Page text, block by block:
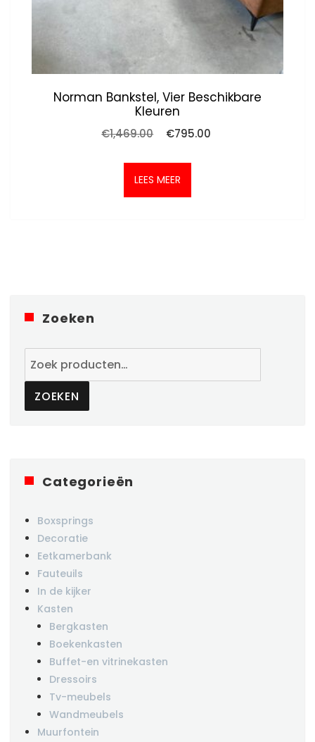
Norman Bankstel, Vier Beschikbare
Kleuren
€1,469.00
Oorspronkelijke
was:
€1,469.00.
€795.00
LEES MEER
Zoeken
ZOEKEN
Categorieën
Boxsprings
Decoratie
Eetkamerbank
Fauteuils
In de kijker
Kasten
Bergkasten
Boekenkasten
Buffet-en vitrinekasten
Dressoirs
Tv-meubels
Wandmeubels
Muurfontein